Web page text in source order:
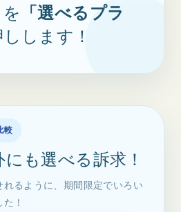
を
「選べるプラ
します！
較
も選べる訴求！
るように、期間限定でいろい
！